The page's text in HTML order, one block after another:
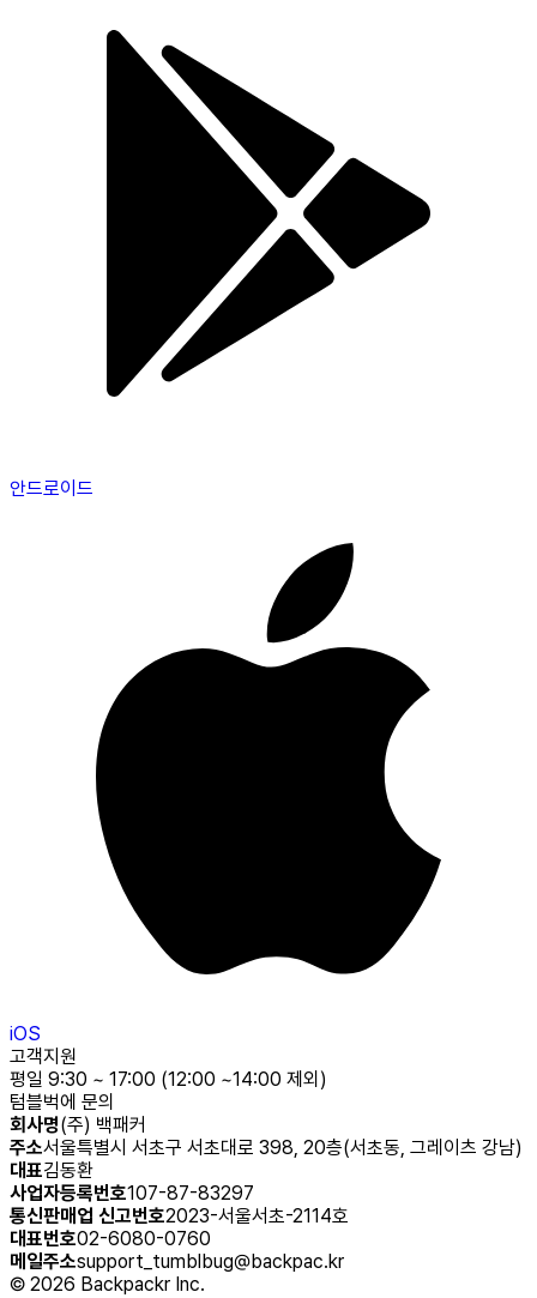
안드로이드
iOS
고객지원
평일 9:30 ~ 17:00 (12:00 ~14:00 제외)
텀블벅에 문의
회사명(주) 백패커
주소서울특별시 서초구 서초대로 398, 20층(서초동, 그레이츠 강남)
대표김동환
사업자등록번호107-87-83297
통신판매업 신고번호2023-서울서초-2114호
대표번호02-6080-0760
메일주소support_tumblbug@backpac.kr
© 2026 Backpackr Inc.